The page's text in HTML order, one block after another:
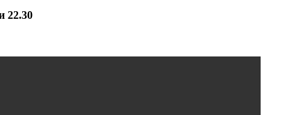
22.30